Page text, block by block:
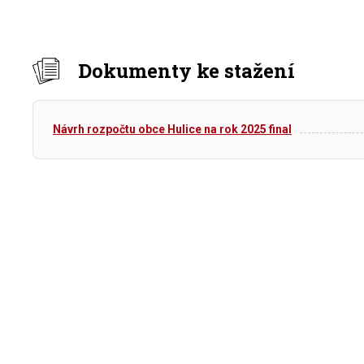
Dokumenty ke stažení
Návrh rozpočtu obce Hulice na rok 2025 final